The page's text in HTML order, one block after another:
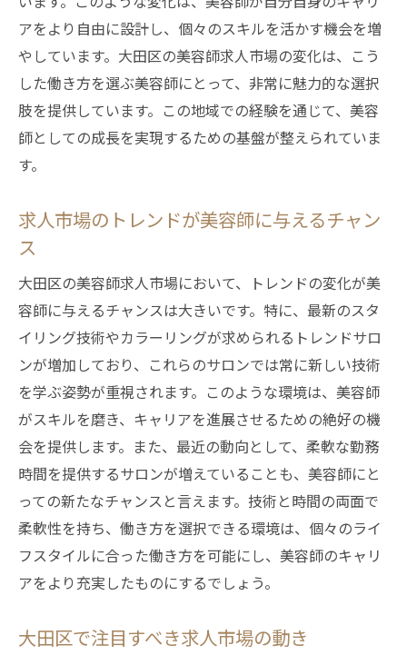
アをより自由に設計し、個々のスキルを活かす機会を増
やしています。大田区の美容師求人市場の変化は、こう
した働き方を選ぶ美容師にとって、非常に魅力的な選択
肢を提供しています。この地域での経験を通じて、美容
師としての成長を実現するための基盤が整えられていま
す。
求人市場のトレンドが美容師に与えるチャン
ス
大田区の美容師求人市場において、トレンドの変化が美
容師に与えるチャンスは大きいです。特に、最新のスタ
イリング技術やカラーリングが求められるトレンドサロ
ンが増加しており、これらのサロンでは常に新しい技術
を学ぶ姿勢が重視されます。このような環境は、美容師
がスキルを磨き、キャリアを進展させるための絶好の機
会を提供します。また、最近の動向として、柔軟な勤務
時間を提供するサロンが増えていることも、美容師にと
っての新たなチャンスと言えます。技術と時間の両面で
柔軟性を持ち、働き方を選択できる環境は、個々のライ
フスタイルに合った働き方を可能にし、美容師のキャリ
アをより充実したものにするでしょう。
大田区で注目すべき求人市場の動き